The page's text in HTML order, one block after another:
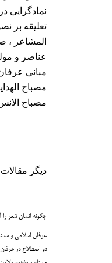
نمادگرایی
تعلیقه بر
المشاعر ،
عناصر و
مبانی
مصباح
مصباح
دیگر مقالات
چگونه انسان شعر را
عرفان اسلامی و
دو اصطلاح در